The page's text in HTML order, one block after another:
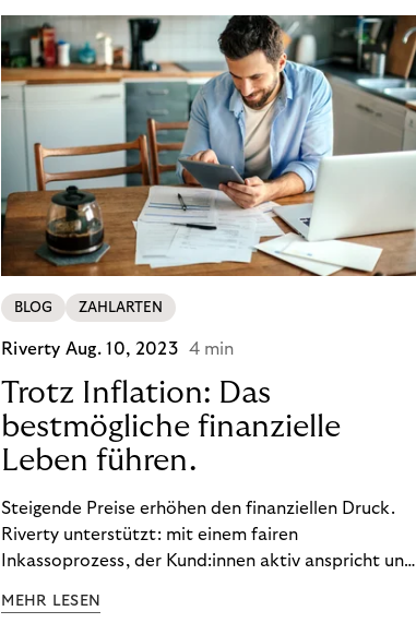
BLOG ZAHLARTEN
Riverty Aug. 10, 2023 4 min
Trotz Inflation: Das
bestmögliche finanzielle
Leben führen.
Steigende Preise erhöhen den finanziellen Druck.
Riverty unterstützt: mit einem fairen
Inkassoprozess, der Kund:innen aktiv anspricht und
Finanzbildung ermöglicht. So bleiben Menschen
MEHR LESEN